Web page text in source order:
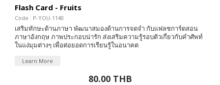
Flash Card - Fruits
Code : P-YOU-1140
เสริมทักษะด้านภาษา พัฒนาสมองด้านการจดจำ กับแฟลชการ์ดสอน
ภาษาอังกฤษ ภาพประกอบน่ารัก ส่งเสริมความรู้รอบตัวเกี่ยวกับคำศัพท์
ในแง่มุมต่างๆ เพื่อต่อยอดการเรียนรู้ในอนาคต
Learn More
80.00 THB